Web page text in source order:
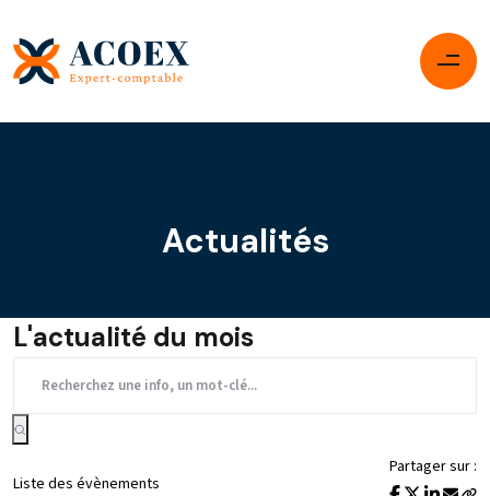
Actualités
L'actualité du mois
Liste des évènements
Partager sur :